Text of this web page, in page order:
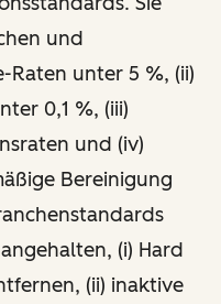
und
Raten unter 5 %, (ii)
0,1 %, (iii)
und (iv)
Bereinigung
(i) Hard
(ii) inaktive